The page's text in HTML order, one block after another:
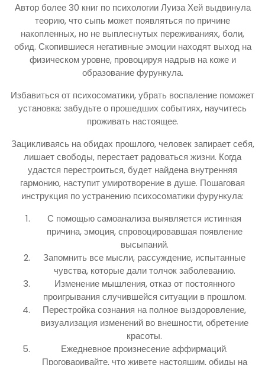
Автор более 30 книг по психологии Луиза Хей выдвинула
теорию, что сыпь может появляться по причине
накопленных, но не выплеснутых переживаниях, боли,
обид. Скопившиеся негативные эмоции находят выход на
физическом уровне, провоцируя надрыв на коже и
образование фурункула.
Избавиться от психосоматики, убрать воспаление поможет
установка: забудьте о прошедших событиях, научитесь
проживать настоящее.
Зацикливаясь на обидах прошлого, человек запирает себя,
лишает свободы, перестает радоваться жизни. Когда
удастся перестроиться, будет найдена внутренняя
гармонию, наступит умиротворение в душе. Пошаговая
инструкция по устранению психосоматики фурункула:
С помощью самоанализа выявляется истинная
причина, эмоция, спровоцировавшая появление
высыпаний.
Запомнить все мысли, рассуждение, испытанные
чувства, которые дали толчок заболеванию.
Изменение мышления, отказ от постоянного
проигрывания случившейся ситуации в прошлом.
Перестройка сознания на полное выздоровление,
визуализация изменений во внешности, обретение
красоты.
Ежедневное произнесение аффирмаций.
Проговаривайте, что живете настоящим, обиды на